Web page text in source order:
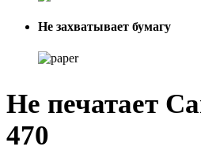
Не захватывает бумагу
Не печатает
470